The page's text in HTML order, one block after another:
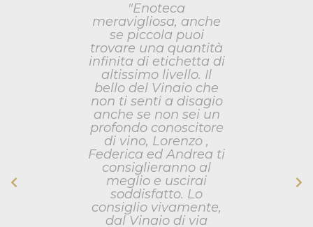
"Enoteca
meravigliosa, anche
se piccola puoi
trovare una quantità
infinita di etichetta di
altissimo livello. Il
bello del Vinaio che
non ti senti a disagio
anche se non sei un
profondo conoscitore
di vino, Lorenzo ,
Federica ed Andrea ti
consiglieranno al
meglio e uscirai
soddisfatto. Lo
consiglio vivamente,
dal Vinaio di via